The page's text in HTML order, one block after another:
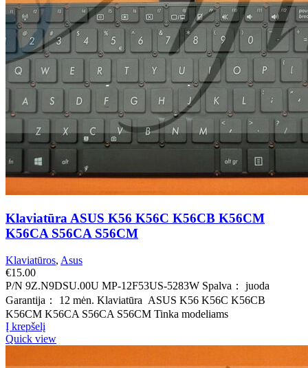
Klaviatūra ASUS K56 K56C K56CB K56CM
K56CA S56CA S56CM
Klaviatūros, Asus
€15.00
P/N 9Z.N9DSU.00U MP-12F53US-5283W Spalva： juoda
Garantija： 12 mėn. Klaviatūra ASUS K56 K56C K56CB
K56CM K56CA S56CA S56CM Tinka modeliams
Į krepšelį
Quick view